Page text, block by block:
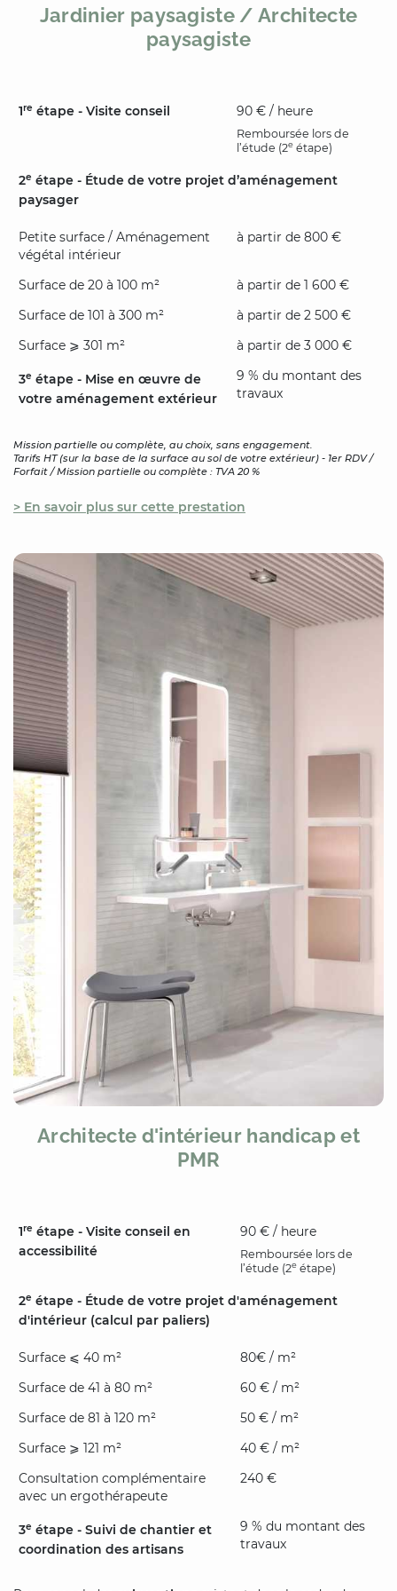
Jardinier paysagiste / Architecte
paysagiste
1re étape - Visite conseil 90 € / heure
Remboursée lors de
l’étude (2e étape)
2e étape - Étude de votre projet d’aménagement
paysager
Petite surface / Aménagement
végétal intérieur
à partir de 800 €
Surface de 20 à 100 m²
à partir de 1 600 €
Surface de 101 à 300 m²
à partir de 2 500 €
Surface ⩾ 301 m²
à partir de 3 000 €
3e étape - Mise en œuvre de
votre aménagement extérieur
9 % du montant des
travaux
Mission partielle ou complète, au choix, sans engagement.
Tarifs HT (sur la base de la surface au sol de votre extérieur) - 1er RDV /
Forfait / Mission partielle ou complète : TVA 20 %
> En savoir plus sur cette prestation
Architecte d'intérieur handicap et
PMR
1re étape - Visite conseil en
accessibilité
90 € / heure
Remboursée lors de
l’étude (2e étape)
2e étape - Étude de votre projet d'aménagement
d'intérieur (calcul par paliers)
Surface ⩽ 40 m²
80€ / m²
Surface de 41 à 80 m²
60 € / m²
Surface de 81 à 120 m²
50 € / m²
Surface ⩾ 121 m²
40 € / m²
Consultation complémentaire
avec un ergothérapeute
240 €
3e étape - Suivi de chantier et
coordination des artisans
9 % du montant des
travaux